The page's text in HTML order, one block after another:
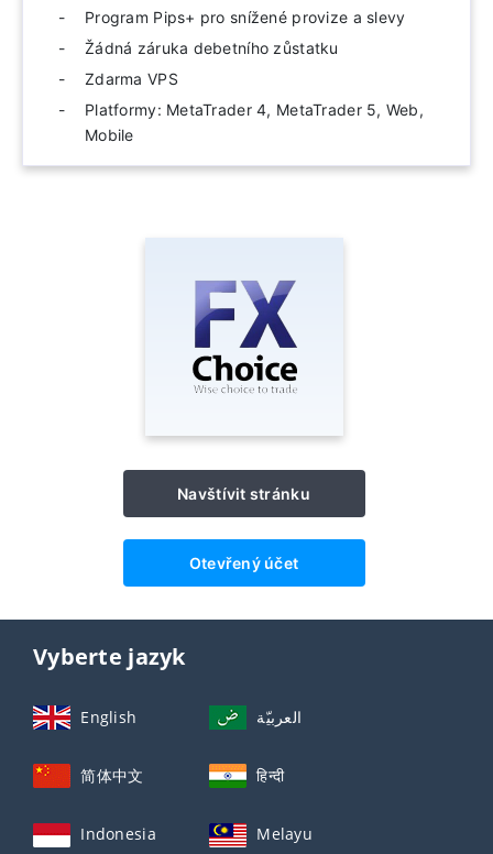
Program Pips+ pro snížené provize a slevy
Žádná záruka debetního zůstatku
Zdarma VPS
Platformy: MetaTrader 4, MetaTrader 5, Web,
Mobile
Navštívit stránku
Otevřený účet
Vyberte jazyk
English العربيّة
简体中文 हिन्दी
Indonesia Melayu